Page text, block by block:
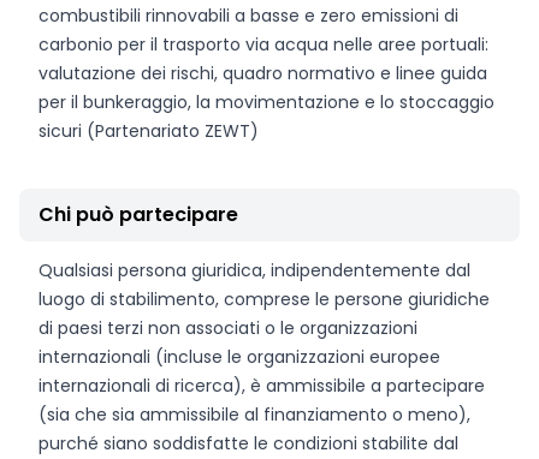
combustibili rinnovabili a basse e zero emissioni di
carbonio per il trasporto via acqua nelle aree portuali:
valutazione dei rischi, quadro normativo e linee guida
per il bunkeraggio, la movimentazione e lo stoccaggio
sicuri (Partenariato ZEWT)
Chi può partecipare
Qualsiasi persona giuridica, indipendentemente dal
luogo di stabilimento, comprese le persone giuridiche
di paesi terzi non associati o le organizzazioni
internazionali (incluse le organizzazioni europee
internazionali di ricerca), è ammissibile a partecipare
(sia che sia ammissibile al finanziamento o meno),
purché siano soddisfatte le condizioni stabilite dal